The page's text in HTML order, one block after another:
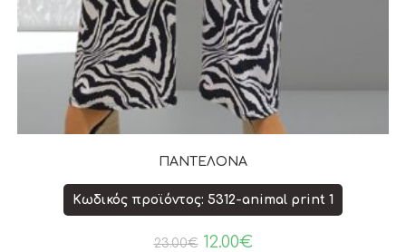
ΠΑΝΤΕΛΟΝΑ
Κωδικός προϊόντος: 5312-animal print 1
23.00€ 12.00€